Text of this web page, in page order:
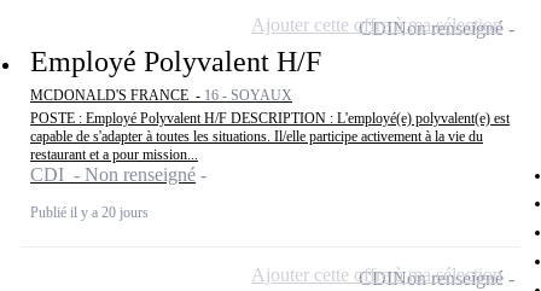
Employé Polyvalent H/F
MCDONALD'S FRANCE - 16 - SOYAUX
POSTE : Employé Polyvalent H/F DESCRIPTION : L'employé(e) polyvalent(e) est
capable de s'adapter à toutes les situations. Il/elle participe activement à la vie du
restaurant et a pour mission...
CDI - Non renseigné
Publié il y a 20 jours
CDINon renseigné
Ajouter cette offre à ma sélection
CDINon renseigné
Ajouter cette offre à ma sélection